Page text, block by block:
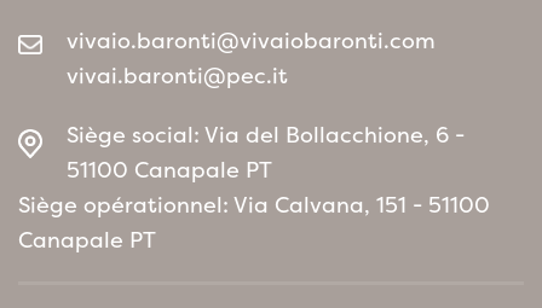
vivaio.baronti@vivaiobaronti.com
vivai.baronti@pec.it
Siège social: Via del Bollacchione, 6 -
51100 Canapale PT
Siège opérationnel: Via Calvana, 151 - 51100
Canapale PT